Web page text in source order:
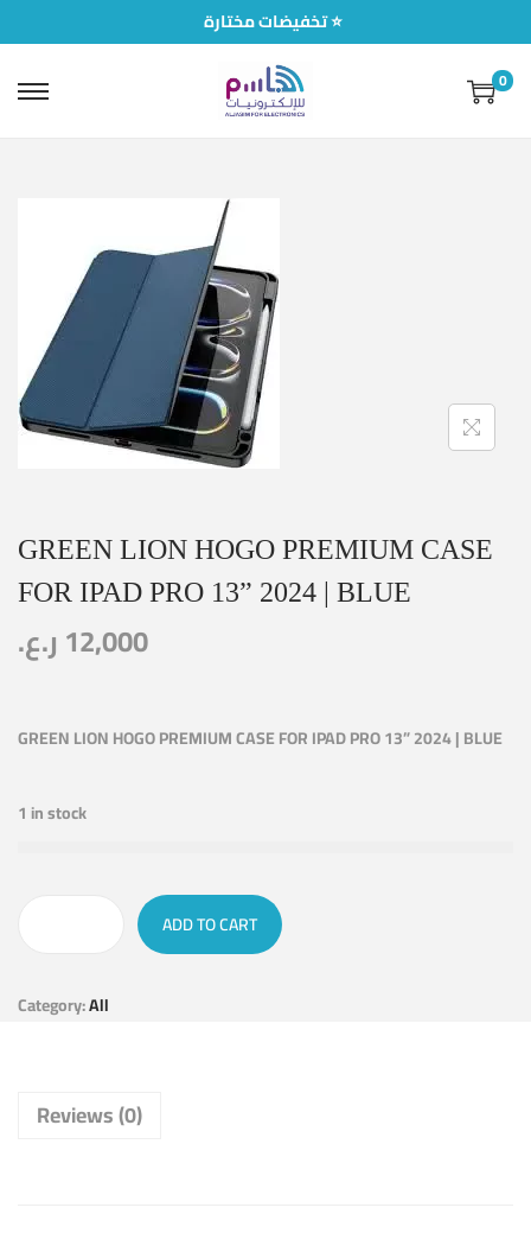
تخفيضات مختارة ⭐
0
GREEN LION HOGO PREMIUM CASE
FOR IPAD PRO 13” 2024 | BLUE
12,000 ر.ع.
GREEN LION HOGO PREMIUM CASE FOR IPAD PRO 13” 2024 | BLUE
1 in stock
ADD TO CART
Category:All
Reviews (0)